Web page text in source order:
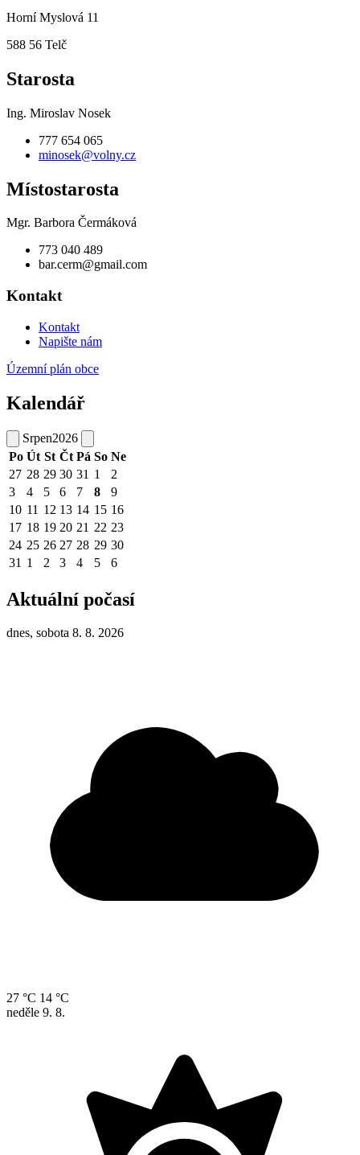
Horní Myslová 11
588 56 Telč
Starosta
Ing. Miroslav Nosek
777 654 065
minosek@volny.cz
Místostarosta
Mgr. Barbora Čermáková
773 040 489
bar.cerm@gmail.com
Kontakt
Kontakt
Napište nám
Územní plán obce
Kalendář
Srpen2026
Po Út St Čt Pá So Ne
27 28 29 30 31 1
2
3
4 5 6 7 8
9
10 11 12 13 14 15 16
17 18 19 20 21 22 23
24 25 26 27 28 29 30
31 1 2 3 4 5 6
Aktuální počasí
dnes, sobota 8. 8. 2026
27 °C 14 °C
neděle 9. 8.